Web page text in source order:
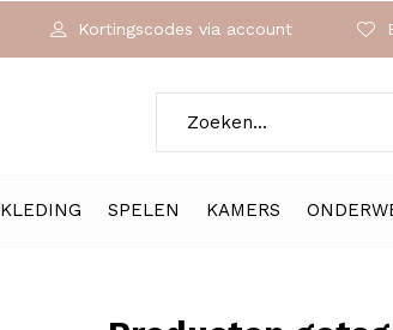
KLEDING SPELEN KAMERS
Kortingscodes via account